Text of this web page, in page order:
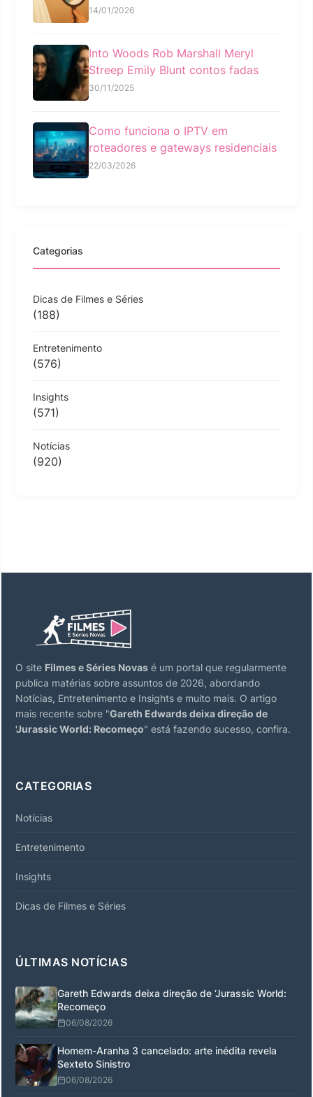
14/01/2026
Into Woods Rob Marshall Meryl
Streep Emily Blunt contos fadas
30/11/2025
Como funciona o IPTV em
roteadores e gateways residenciais
22/03/2026
Categorias
Dicas de Filmes e Séries
(188)
Entretenimento
(576)
Insights
(571)
Notícias
(920)
O site Filmes e Séries Novas é um portal que regularmente
publica matérias sobre assuntos de 2026, abordando
Notícias, Entretenimento e Insights e muito mais. O artigo
mais recente sobre "Gareth Edwards deixa direção de
'Jurassic World: Recomeço" está fazendo sucesso, confira.
CATEGORIAS
Notícias
Entretenimento
Insights
Dicas de Filmes e Séries
ÚLTIMAS NOTÍCIAS
Gareth Edwards deixa direção de ‘Jurassic World:
Recomeço
06/08/2026
Homem-Aranha 3 cancelado: arte inédita revela
Sexteto Sinistro
06/08/2026